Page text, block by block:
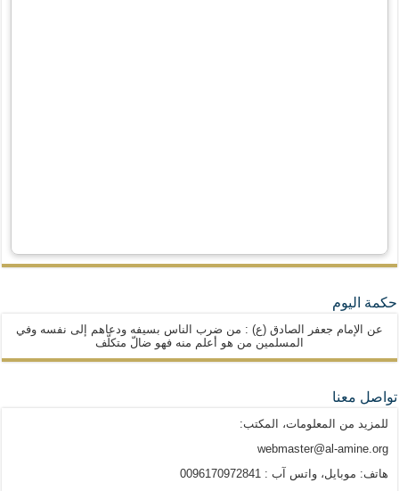
حكمة اليوم
عن الإمام جعفر الصادق (ع) : من ضرب الناس بسيفه ودعاهم إلى نفسه وفي
المسلمين من هو أعلم منه فهو ضالّ متكلّف
تواصل معنا
للمزيد من المعلومات، المكتب:
webmaster@al-amine.org
هاتف: موبايل، واتس آب : 0096170972841